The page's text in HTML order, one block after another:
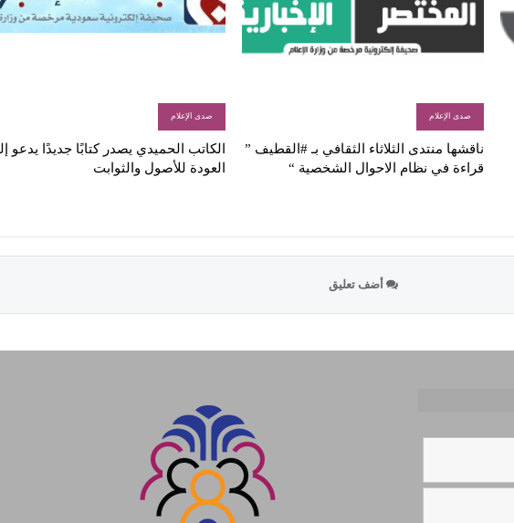
صدى الإعلام
ناقشها منتدى الثلاثاء الثقافي بـ #القطيف ”
قراءة في نظام الاحوال الشخصية “
صدى الإعلام
الكاتب الحميدي يصدر كتابًا جديدًا يدعو
العودة للأصول والثوابت
أضف تعليق